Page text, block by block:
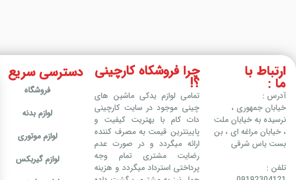
ارتباط با
ما :
آدرس :
خیابان جمهوری ،
نرسیده به خیابان ملت
، خیابان مراغه ای ، بن
بست یاس شرقی
تلفن :
چرا فروشکاه کارچینی
؟!
تمامی لوازم یدکی ماشین های
چینی موجود در سایت کارچینی
دات کام با بهتریت کیفیت و
پایینترین قیمت به مصرف کننده
ارائه میگردد و در صورت عدم
رضایت مشتری تمام وجه
پرداختی استرداد میگردد و هزینه
دسترسی سریع
فروشگاه
لوازم بدنه
لوازم موتوری
لوازم گیربکس